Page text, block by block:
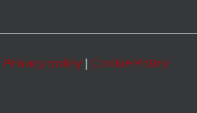
Privacy policy | Cookie Policy